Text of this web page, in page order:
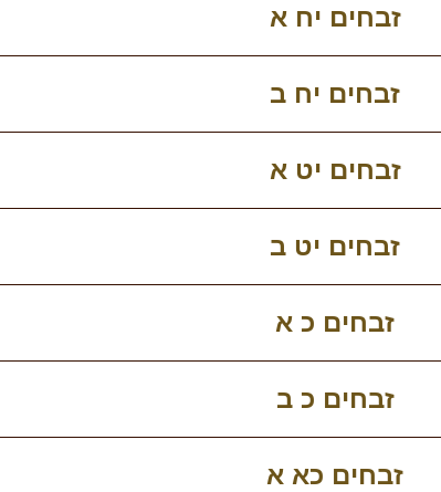
זבחים יח א
זבחים יח ב
זבחים יט א
זבחים יט ב
זבחים כ א
זבחים כ ב
זבחים כא א